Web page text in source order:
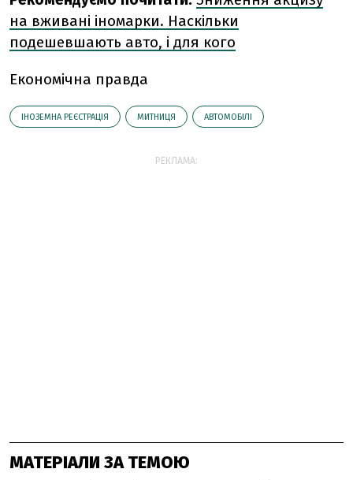
на вживані іномарки. Наскільки
подешевшають авто, і для кого
Економічна правда
ІНОЗЕМНА РЕЄСТРАЦІЯ МИТНИЦЯ АВТОМОБІЛІ
РЕКЛАМА:
МАТЕРІАЛИ ЗА ТЕМОЮ